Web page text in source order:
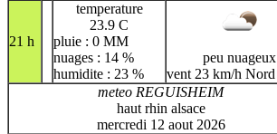
21 h
temperature
23.9 C
pluie : 0 MM
nuages : 14 %
humidite : 23 %
peu nuageux
vent 23 km/h Nord
meteo REGUISHEIM
haut rhin alsace
mercredi 12 aout 2026